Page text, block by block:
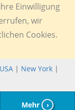
Einwilligung
wir
Cookies.
USA | New York |
Mehr ›